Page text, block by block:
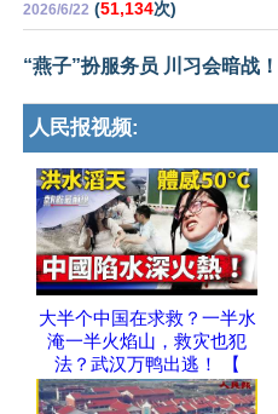
2026/6/22 (51,134次)
“燕子”扮服务员 川习会暗战！
人民报视频:
大半个中国在求救？一半水
淹一半火焰山，救灾也犯
法？武汉万鸭出逃！ 【